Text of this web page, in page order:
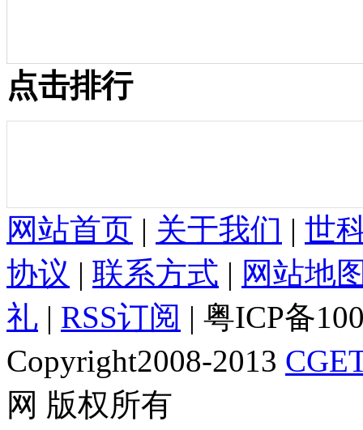
点击排行
网站首页 | 关于我们 | 世
协议 | 联系方式 | 网站地
礼 | RSS订阅 | 粤ICP备
Copyright2008-2013
网 版权所有